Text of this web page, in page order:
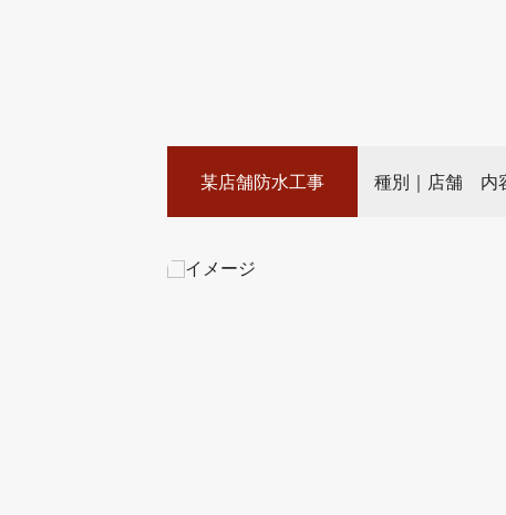
某店舗防水工事 種別｜店舗 内